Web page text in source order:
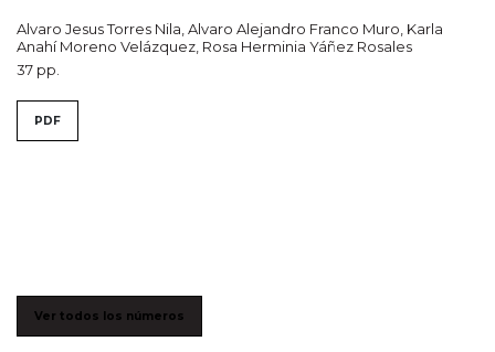
Alvaro Jesus Torres Nila, Alvaro Alejandro Franco Muro, Karla
Anahí Moreno Velázquez, Rosa Herminia Yáñez Rosales
37 pp.
PDF
Ver todos los números